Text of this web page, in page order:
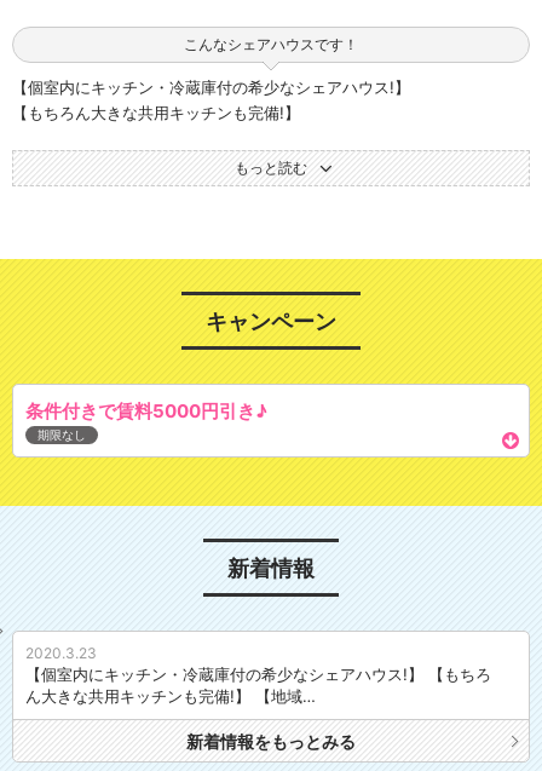
こんなシェアハウスです！
【個室内にキッチン・冷蔵庫付の希少なシェアハウス!】
【もちろん大きな共用キッチンも完備!】
【新宿駅まで30分!の小田急線【鶴川駅】!アクセス抜群です!】
「共有部分」・・・テレビ、冷蔵庫、コンロ、電子レンジ、食器各種、
風呂、シャワールーム、リビング器具一式、トイレ2つ、洗濯機、等。
「各人個室」・・・机、椅子、個室内キッチン、(一部の部屋)、クローゼ
ておりセキュリティも安心です。
【コミュニティーハウス川崎鶴川への行き方】
分・町田駅まで7分・新百合ヶ丘駅まで7分・横浜駅まで40分と好立地。
鶴川駅の改札を出て、平坦な道を10分ほどです。駅の反対側には23時ま
で営業しているスーパーや、24時間営業レストラン、コンビニエンスス
トアと駅前が充実しております。平坦な道を10分ほど歩くとシェアハウ
スに到着いたします。シェアハウスから徒歩圏内にスーパー、コンビニ
エンスストア、銀行、ビデオショップ、ジム、八百屋、肉屋・・・とい
もっと読む
キャンペーン
条件付きで賃料5000円引き♪
期限なし
新着情報
2020.3.23
【個室内にキッチン・冷蔵庫付の希少なシェアハウス!】 【もちろ
ん大きな共用キッチンも完備!】 【地域…
新着情報をもっとみる